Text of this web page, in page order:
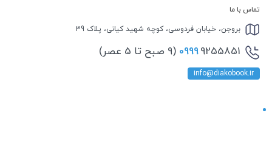
تماس با ما
بروجن، خیابان فردوسی، کوچه شهید کیانی، پلاک 39
09999255851 (9 صبح تا 5 عصر)
info@diakobook.ir